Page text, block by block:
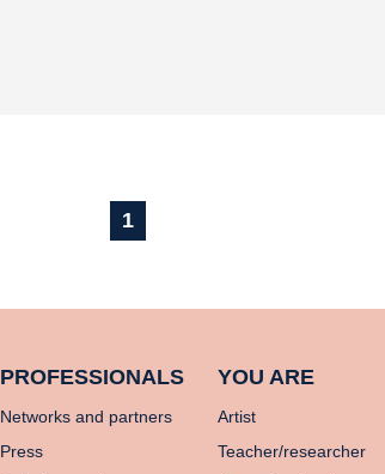
1
PROFESSIONALS
Networks and partners
Press
YOU ARE
Artist
Teacher/researcher